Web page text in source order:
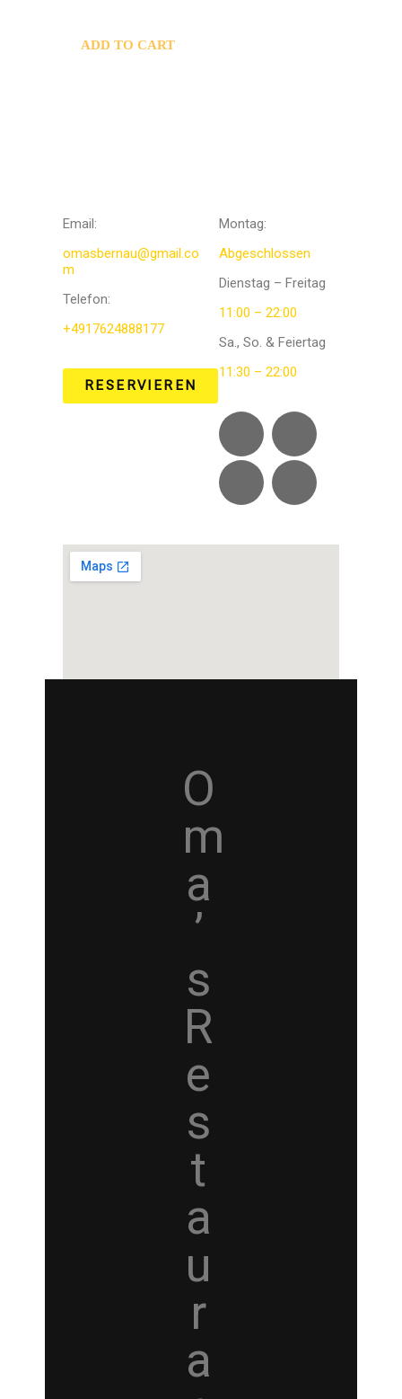
ADD TO CART
Email:
omasbernau@gmail.co
m
Telefon:
+4917624888177
RESERVIEREN
Montag:
Abgeschlossen
Dienstag – Freitag
11:00 – 22:00
Sa., So. & Feiertag
11:30 – 22:00
O
m
a
’
s
R
e
s
t
a
u
r
a